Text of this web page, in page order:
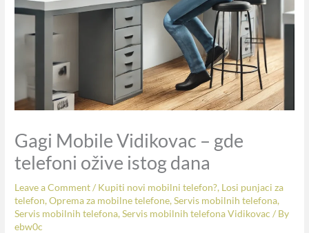
Gagi Mobile Vidikovac – gde
telefoni ožive istog dana
Leave a Comment/ Kupiti novi mobilni telefon?, Losi punjaci za
telefon,Oprema za mobilne telefone,Servis mobilnih telefona,
Servis mobilnih telefona,Servis mobilnih telefona Vidikovac / By
ebw0c